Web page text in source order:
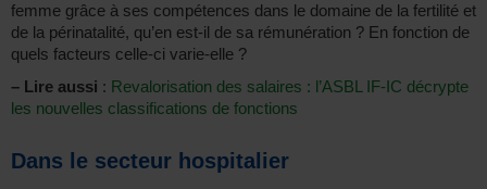
femme grâce à ses compétences dans le domaine de la fertilité et
de la périnatalité, qu’en est-il de sa rémunération ? En fonction de
quels facteurs celle-ci varie-elle ?
– Lire aussi : Revalorisation des salaires : l’ASBL IF-IC décrypte
les nouvelles classifications de fonctions
Dans le secteur hospitalier